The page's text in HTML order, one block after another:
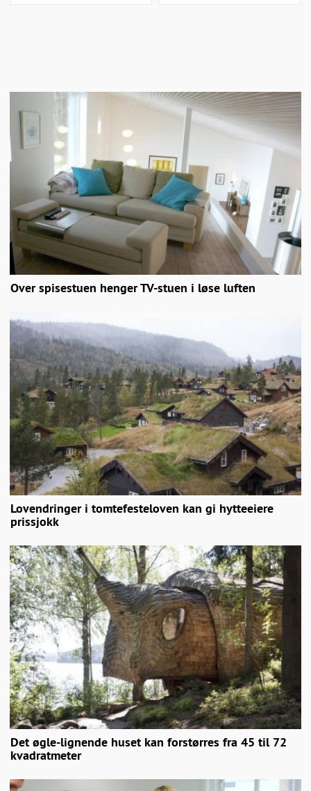
Over spisestuen henger TV-stuen i løse luften
Lovendringer i tomtefesteloven kan gi hytteeiere
prissjokk
Det øgle-lignende huset kan forstørres fra 45 til 72
kvadratmeter